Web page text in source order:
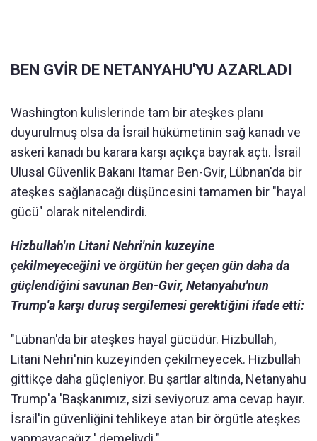
BEN GVİR DE NETANYAHU'YU AZARLADI
Washington kulislerinde tam bir ateşkes planı
duyurulmuş olsa da İsrail hükümetinin sağ kanadı ve
askeri kanadı bu karara karşı açıkça bayrak açtı. İsrail
Ulusal Güvenlik Bakanı Itamar Ben-Gvir, Lübnan'da bir
ateşkes sağlanacağı düşüncesini tamamen bir "hayal
gücü" olarak nitelendirdi.
Hizbullah'ın Litani Nehri'nin kuzeyine
çekilmeyeceğini ve örgütün her geçen gün daha da
güçlendiğini savunan Ben-Gvir, Netanyahu'nun
Trump'a karşı duruş sergilemesi gerektiğini ifade etti:
"Lübnan'da bir ateşkes hayal gücüdür. Hizbullah,
Litani Nehri'nin kuzeyinden çekilmeyecek. Hizbullah
gittikçe daha güçleniyor. Bu şartlar altında, Netanyahu
Trump'a 'Başkanımız, sizi seviyoruz ama cevap hayır.
İsrail'in güvenliğini tehlikeye atan bir örgütle ateşkes